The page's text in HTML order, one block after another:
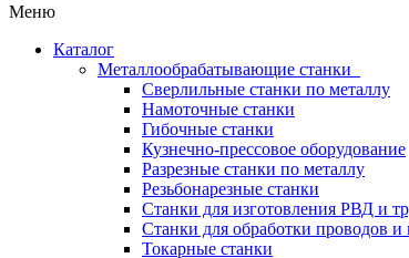
Меню
Каталог
Металлообрабатывающие станки
Сверлильные станки по металлу
Намоточные станки
Гибочные станки
Кузнечно-прессовое оборудование
Разрезные станки по металлу
Резьбонарезные станки
Станки для изготовления РВД и
Станки для обработки проводов и
Токарные станки